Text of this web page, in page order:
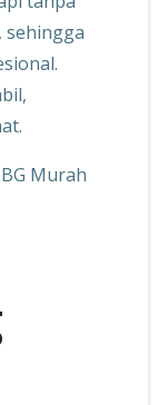
sehingga